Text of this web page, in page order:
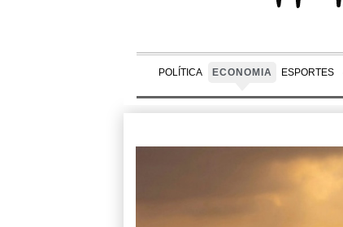
POLÍTICA ECONOMIA ESPORTES